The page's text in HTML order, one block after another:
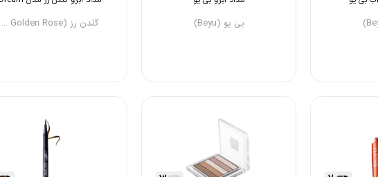
بی یو (Beyu) گلدن رز (Golden Rose ...